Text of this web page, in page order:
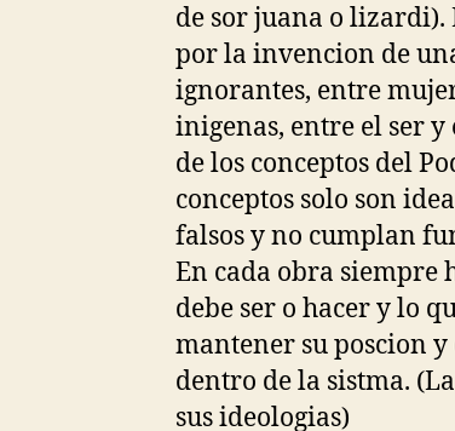
de sor juana o lizardi).
por la invencion de
ignorantes, entre
inigenas, entre el ser
de los conceptos del
conceptos solo son
falsos y no cumplan
En cada obra siempre
debe ser o hacer y lo
mantener su poscion
dentro de la sistma.
sus ideologias)